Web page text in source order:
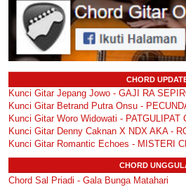
CHORD
Kunci Gitar Jepang Jowo - GAJI RA
Kunci Gitar Betrand Putra Onsu -
Kunci Gitar Woro Widowati - PATGULIPAT
Kunci Gitar Denny Caknan X NDX AKA -
Kunci Gitar Romantic Echoes - MISTERI
CHORD
Chord Sal Priadi - Gala Bunga Matahari